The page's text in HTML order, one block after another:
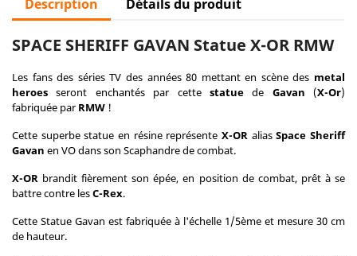
Description Détails du produit
SPACE SHERIFF GAVAN Statue X-OR RMW
Les fans des séries TV des années 80 mettant en scène des metal
heroes seront enchantés par cette statuede Gavan (X-Or)
fabriquée parRMW !
Cette superbe statue en résine représente X-OR aliasSpace Sheriff
Gavan en VO dans son Scaphandre de combat.
X-OR brandit fièrement son épée, en position de combat, prêt à se
battre contre lesC-Rex.
Cette Statue Gavan est fabriquée à l'échelle 1/5ème et mesure 30 cm
de hauteur.